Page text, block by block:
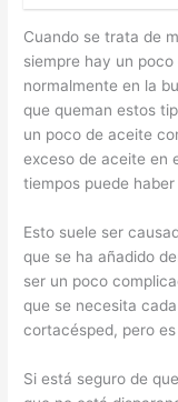
Cuando se trata de
siempre hay un
normalmente en la
que queman estos
un poco de aceite
exceso de aceite en
tiempos puede
Esto suele ser
que se ha añadido
ser un poco
que se necesita
cortacésped, pero
Si está seguro de